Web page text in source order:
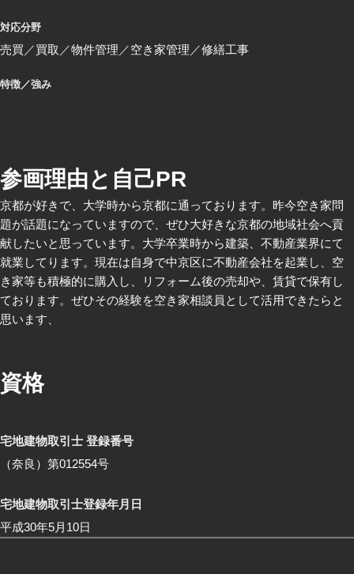
対応分野
売買 買取 物件管理 空き家管理 修繕工事
特徴／強み
参画理由と自己PR
京都が好きで、大学時から京都に通っております。昨今空き家問
題が話題になっていますので、ぜひ大好きな京都の地域社会へ貢
献したいと思っています。大学卒業時から建築、不動産業界にて
就業してります。現在は自身で中京区に不動産会社を起業し、空
き家等も積極的に購入し、リフォーム後の売却や、賃貸で保有し
ております。ぜひその経験を空き家相談員として活用できたらと
思います、
資格
宅地建物取引士 登録番号
（奈良）第012554号
宅地建物取引士登録年月日
平成30年5月10日